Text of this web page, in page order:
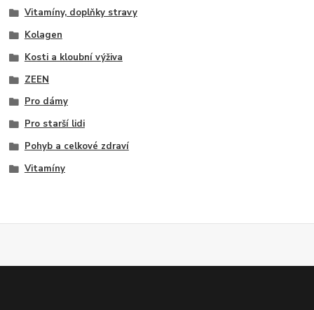
Vitamíny, doplňky stravy
Kolagen
Kosti a kloubní výživa
ZEEN
Pro dámy
Pro starší lidi
Pohyb a celkové zdraví
Vitamíny